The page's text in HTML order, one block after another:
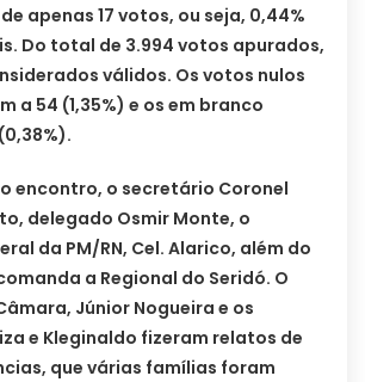
apenas 17 votos, ou seja, 0,44%
Do total de 3.994 votos apurados,
válidos. Os votos nulos
a 54 (1,35%) e os em branco
encontro, o secretário Coronel
delegado Osmir Monte, o
da PM/RN, Cel. Alarico, além do
a Regional do Seridó. O
Júnior Nogueira e os
e Kleginaldo fizeram relatos de
que várias famílias foram